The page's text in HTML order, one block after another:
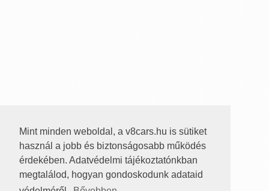
Mint minden weboldal, a v8cars.hu is sütiket
használ a jobb és biztonságosabb működés
érdekében. Adatvédelmi tájékoztatónkban
megtalálod, hogyan gondoskodunk adataid